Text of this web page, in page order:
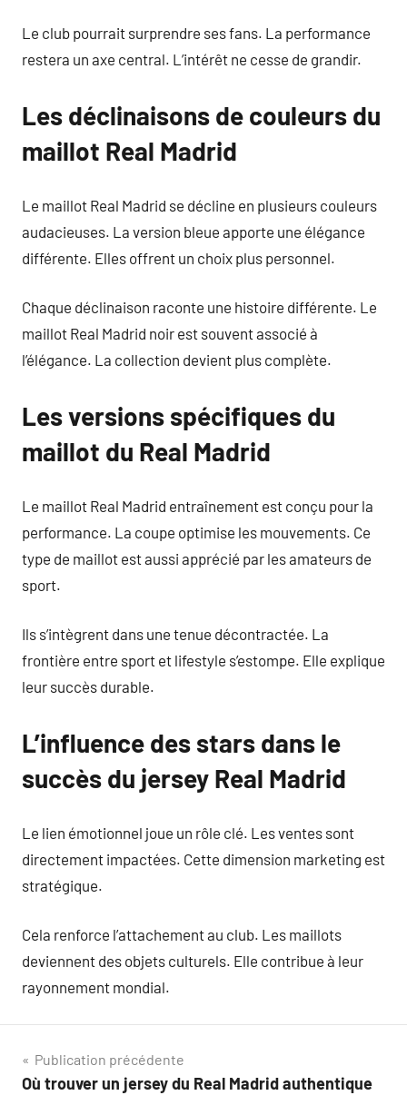
Le club pourrait surprendre ses fans. La performance
restera un axe central. L’intérêt ne cesse de grandir.
Les déclinaisons de couleurs du
maillot Real Madrid
Le maillot Real Madrid se décline en plusieurs couleurs
audacieuses. La version bleue apporte une élégance
différente. Elles offrent un choix plus personnel.
Chaque déclinaison raconte une histoire différente. Le
maillot Real Madrid noir est souvent associé à
l’élégance. La collection devient plus complète.
Les versions spécifiques du
maillot du Real Madrid
Le maillot Real Madrid entraînement est conçu pour la
performance. La coupe optimise les mouvements. Ce
type de maillot est aussi apprécié par les amateurs de
sport.
Ils s’intègrent dans une tenue décontractée. La
frontière entre sport et lifestyle s’estompe. Elle explique
leur succès durable.
L’influence des stars dans le
succès du jersey Real Madrid
Le lien émotionnel joue un rôle clé. Les ventes sont
directement impactées. Cette dimension marketing est
stratégique.
Cela renforce l’attachement au club. Les maillots
deviennent des objets culturels. Elle contribue à leur
rayonnement mondial.
Navigation
de
Publication précédente
Où trouver un jersey du Real Madrid authentique